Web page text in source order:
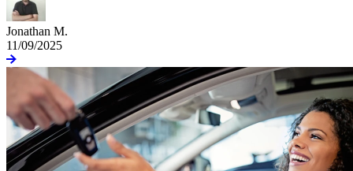
Jonathan M.
11/09/2025